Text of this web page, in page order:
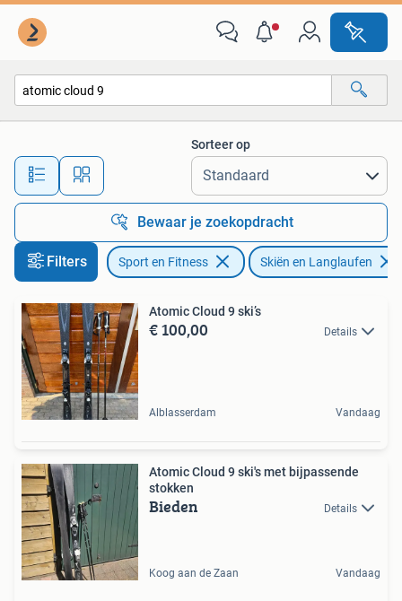
Alle afstanden…
Sorteer op
Bewaar je zoekopdracht
Filters Sport en Fitness Skiën en Langlaufen
Atomic Cloud 9 ski’s
€ 100,00 Details
Alblasserdam Vandaag
Atomic Cloud 9 ski's met bijpassende
stokken
Bieden Details
Koog aan de Zaan Vandaag